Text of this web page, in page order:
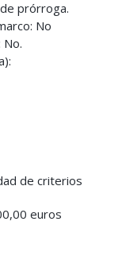
prórroga.
No
No.
de criterios
euros